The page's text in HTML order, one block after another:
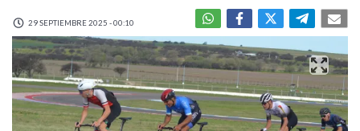
29 SEPTIEMBRE 2025 - 00:10